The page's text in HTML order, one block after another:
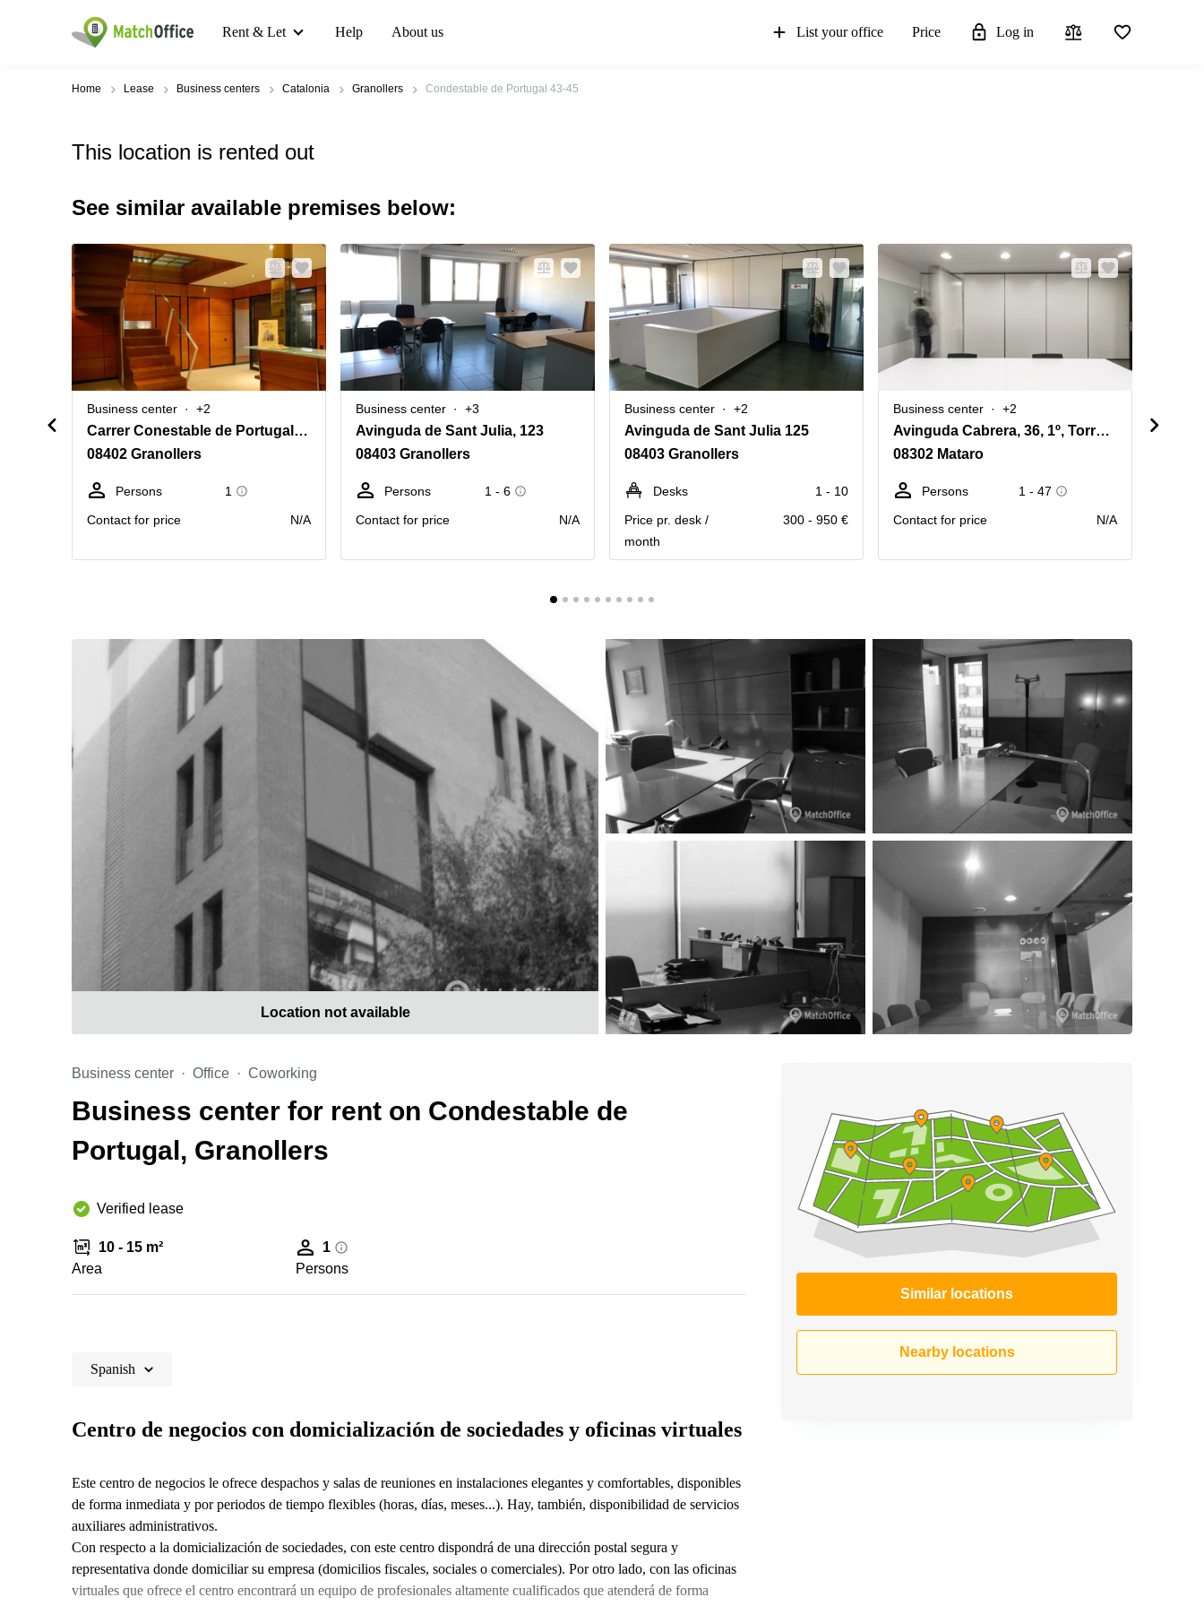
Rent & Let Help About us List your office Price Log in
Home Lease Business centers Catalonia Granollers Condestable de Portugal 43-45
This location is rented out
See similar available premises below:
Business center +2
Carrer Conestable de Portugal 43-45
08402 Granollers
Persons
1
Contact for price
N/A
Business center +3
Avinguda de Sant Julia, 123
08403 Granollers
Persons
1 - 6
Contact for price
N/A
Business center +2
Avinguda de Sant Julia 125
08403 Granollers
Desks
1 - 10
Price pr. desk /
month
300 - 950 €
Business center +2
Avinguda Cabrera, 36, 1º, Torre D'Ara, N-II, km 644
08302 Mataro
Persons
1 - 47
Contact for price
N/A
Location not available
Business center Office Coworking
Business center for rent on Condestable de
Portugal, Granollers
Verified lease
10 - 15 m²
Area
1
Persons
Similar locations
Nearby locations
Spanish
Centro de negocios con domicialización de sociedades y oficinas virtuales
Este centro de negocios le ofrece despachos y salas de reuniones en instalaciones elegantes y comfortables, disponibles
de forma inmediata y por periodos de tiempo flexibles (horas, días, meses...). Hay, también, disponibilidad de servicios
auxiliares administrativos.
Con respecto a la domicialización de sociedades, con este centro dispondrá de una dirección postal segura y
representativa donde domiciliar su empresa (domicilios fiscales, sociales o comerciales). Por otro lado, con las oficinas
virtuales que ofrece el centro encontrará un equipo de profesionales altamente cualificados que atenderá de forma